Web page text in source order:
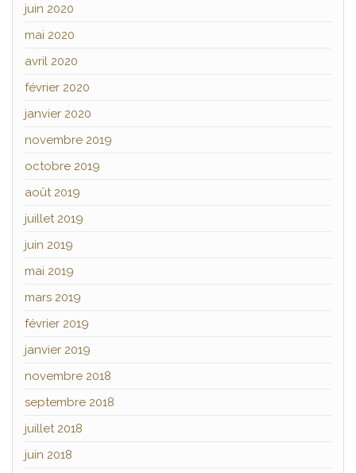
juin 2020
mai 2020
avril 2020
février 2020
janvier 2020
novembre 2019
octobre 2019
août 2019
juillet 2019
juin 2019
mai 2019
mars 2019
février 2019
janvier 2019
novembre 2018
septembre 2018
juillet 2018
juin 2018